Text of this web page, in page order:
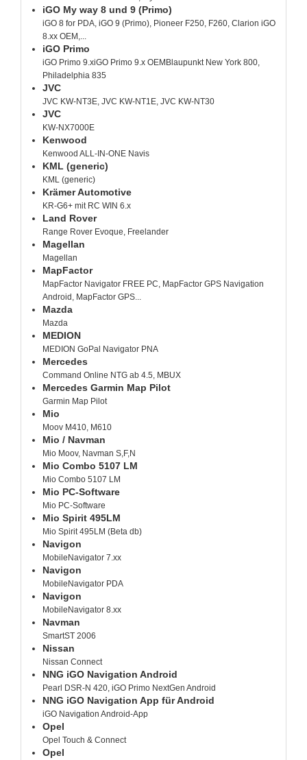
iGO My way 8 und 9 (Primo)
iGO 8 for PDA, iGO 9 (Primo), Pioneer F250, F260, Clarion iGO
8.xx OEM,...
iGO Primo
iGO Primo 9.xiGO Primo 9.x OEMBlaupunkt New York 800,
Philadelphia 835
JVC
JVC KW-NT3E, JVC KW-NT1E, JVC KW-NT30
JVC
KW-NX7000E
Kenwood
Kenwood ALL-IN-ONE Navis
KML (generic)
KML (generic)
Krämer Automotive
KR-G6+ mit RC WIN 6.x
Land Rover
Range Rover Evoque, Freelander
Magellan
Magellan
MapFactor
MapFactor Navigator FREE PC, MapFactor GPS Navigation
Android, MapFactor GPS...
Mazda
Mazda
MEDION
MEDION GoPal Navigator PNA
Mercedes
Command Online NTG ab 4.5, MBUX
Mercedes Garmin Map Pilot
Garmin Map Pilot
Mio
Moov M410, M610
Mio / Navman
Mio Moov, Navman S,F,N
Mio Combo 5107 LM
Mio Combo 5107 LM
Mio PC-Software
Mio PC-Software
Mio Spirit 495LM
Mio Spirit 495LM (Beta db)
Navigon
MobileNavigator 7.xx
Navigon
MobileNavigator PDA
Navigon
MobileNavigator 8.xx
Navman
SmartST 2006
Nissan
Nissan Connect
NNG iGO Navigation Android
Pearl DSR-N 420, iGO Primo NextGen Android
NNG iGO Navigation App für Android
iGO Navigation Android-App
Opel
Opel Touch & Connect
Opel